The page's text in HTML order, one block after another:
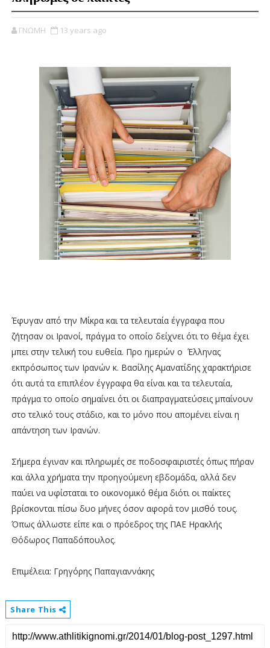
ΓΝΩΜΗ 13 years ago
Έφυγαν από την Μίκρα και τα τελευταία έγγραφα που
ζήτησαν οι Ιρανοί, πράγμα το οποίο δείχνει ότι το θέμα έχει
μπει στην τελική του ευθεία. Προ ημερών ο Έλληνας
εκπρόσωπος των Ιρανών κ. Βασίλης Αμανατίδης χαρακτήρισε
ότι αυτά τα επιπλέον έγγραφα θα είναι και τα τελευταία,
πράγμα το οποίο σημαίνει ότι οι διαπραγματεύσεις μπαίνουν
στο τελικό τους στάδιο, και το μόνο που απομένει είναι η
απάντηση των Ιρανών.
Σήμερα έγιναν και πληρωμές σε ποδοσφαιριστές όπως πήραν
και άλλα χρήματα την προηγούμενη εβδομάδα, αλλά δεν
παύει να υφίσταται το οικονομικό θέμα διότι οι παίκτες
βρίσκονται πίσω δυο μήνες όσον αφορά τον μισθό τους.
Όπως άλλωστε είπε και ο πρόεδρος της ΠΑΕ Ηρακλής
Θόδωρος Παπαδόπουλος.
Επιμέλεια: Γρηγόρης Παπαγιαννάκης
Share This